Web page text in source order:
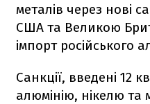
металів через нові
США та Великою
імпорт російського
Санкції, введені 12
алюмінію, нікелю та